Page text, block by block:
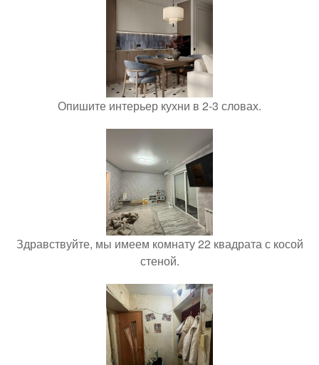
Опишите интерьер кухни в 2-3 словах.
Здравствуйте, мы имеем комнату 22 квадрата с косой
стеной.